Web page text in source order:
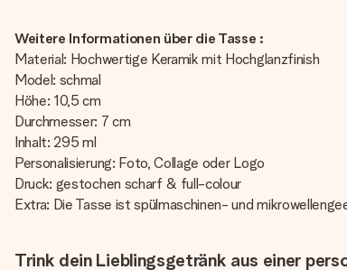
Weitere Informationen über die Tasse :
Material: Hochwertige Keramik mit Hochglanzfinish
Model: schmal
Höhe: 10,5 cm
Durchmesser: 7 cm
Inhalt: 295 ml
Personalisierung: Foto, Collage oder Logo
Druck: gestochen scharf & full-colour
Extra: Die Tasse ist spülmaschinen- und
Trink dein Lieblingsgetränk aus einer